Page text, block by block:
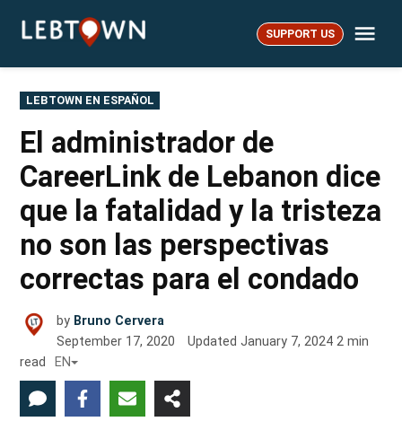
LebTown SUPPORT US
POSTED
IN
LEBTOWN EN ESPAÑOL
El administrador de
CareerLink de Lebanon dice
que la fatalidad y la tristeza
no son las perspectivas
correctas para el condado
by Bruno Cervera
September 17, 2020
UpdatedJanuary 7, 2024 2 min
read
EN